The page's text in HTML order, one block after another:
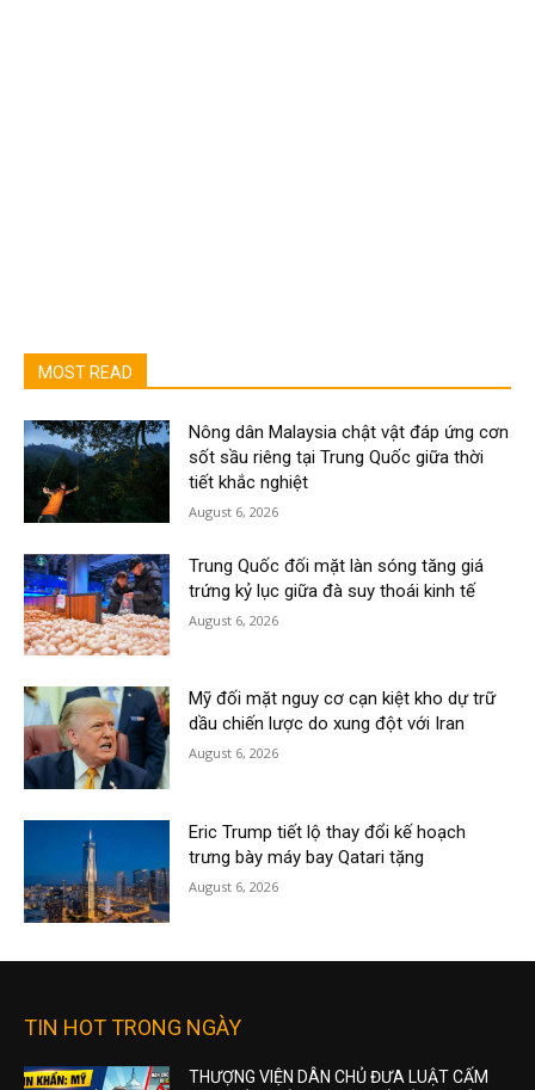
MOST READ
Nông dân Malaysia chật vật đáp ứng cơn
sốt sầu riêng tại Trung Quốc giữa thời
tiết khắc nghiệt
August 6, 2026
Trung Quốc đối mặt làn sóng tăng giá
trứng kỷ lục giữa đà suy thoái kinh tế
August 6, 2026
Mỹ đối mặt nguy cơ cạn kiệt kho dự trữ
dầu chiến lược do xung đột với Iran
August 6, 2026
Eric Trump tiết lộ thay đổi kế hoạch
trưng bày máy bay Qatari tặng
August 6, 2026
TIN HOT TRONG NGÀY
THƯỢNG VIỆN DÂN CHỦ ĐƯA LUẬT CẤM